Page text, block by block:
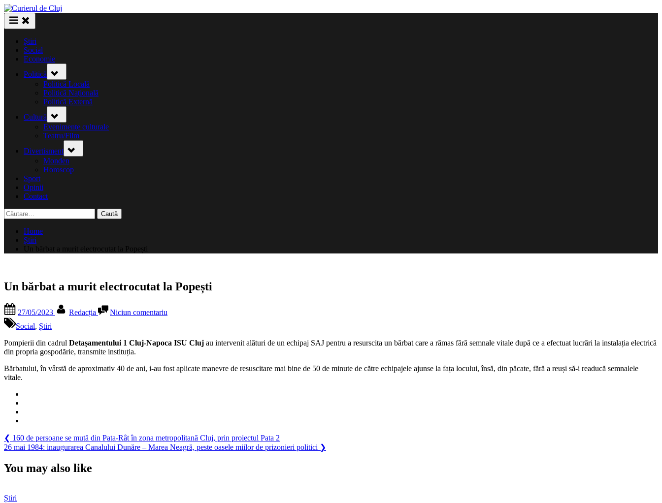
Skip
to
content
Știri
Social
Economie
Politică
sub-
menu
Politică Locală
Politică Națională
Politică Externă
Cultură
sub-
menu
Evenimente culturale
Teatru/Film
Divertisment sub-
menu
Monden
Horoscop
Sport
Opinii
Contact
Caută
după:
Home
Știri
Un bărbat a murit electrocutat la Popești
Un bărbat a murit electrocutat la Popești
on
27/05/2023 Redacția Niciun comentariuUn
murit
Popești
Social, Știri
Pompierii din cadrul Detașamentului 1 Cluj-Napoca ISU Cluj au intervenit alături de un echipaj SAJ pentru a resurscita un bărbat care a rămas fără semnale vitale după ce a efectuat lucrări la instalația electrică
din propria gospodărie, transmite instituția.
Bărbatului, în vârstă de aproximativ 40 de ani, i-au fost aplicate manevre de resuscitare mai bine de 50 de minute de către echipajele ajunse la fața locului, însă, din păcate, fără a reuși să-i readucă semnalele
vitale.
Navigare
în
articole
❮ Previous
Post:
160 de persoane se mută din Pata-Rât în zona metropolitană Cluj, prin proiectul Pata 2
Next
26 mai 1984: inaugurarea Canalului Dunăre – Marea Neagră, peste oasele miilor de prizonieri politici ❯
You may also like
Știri